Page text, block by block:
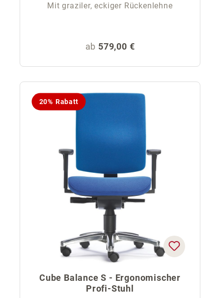
Mit graziler, eckiger Rückenlehne
Regulärer Preis:
ab 579,00 €
20% Rabatt
Cube Balance S - Ergonomischer
Profi-Stuhl